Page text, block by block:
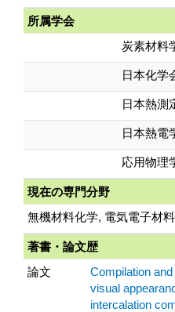
所属学会
炭素材料
日本化学
日本熱測
日本熱電
応用物理
現在の専門分野
無機材料化学, 電気電子材料
著書・論文歴
論文
Compilation
visual
intercalation